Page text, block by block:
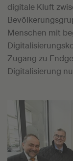
digitale Kluft
Menschen mit
Zugang zu
Digitalisierung